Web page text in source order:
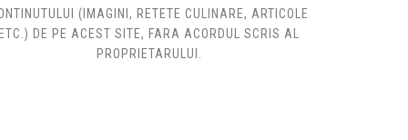
(IMAGINI, RETETE CULINARE, ARTICOLE
DE PE ACEST SITE, FARA ACORDUL SCRIS AL
PROPRIETARULUI.